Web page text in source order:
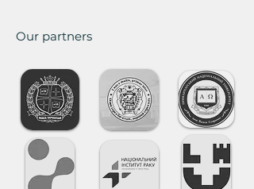
Our partners